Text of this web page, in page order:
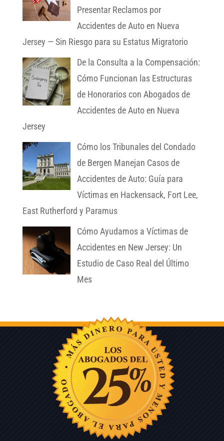
Presentar Reclamos por
Accidentes de Auto en Nueva
Jersey — Sin Riesgo para su Estatus Migratorio
De la Consulta a la Compensación:
Cómo Funcionan las Estructuras
de Honorarios con Abogados de
Accidentes de Auto en Nueva
Jersey
Cómo los Tribunales del Condado
de Bergen Manejan Casos de
Accidentes de Auto: Guía para
Víctimas en Hackensack, Fort Lee,
East Rutherford y Paramus
Cómo Ayudamos a Víctimas de
Accidentes en New Jersey: Un
Estudio de Caso Real del Último
Mes